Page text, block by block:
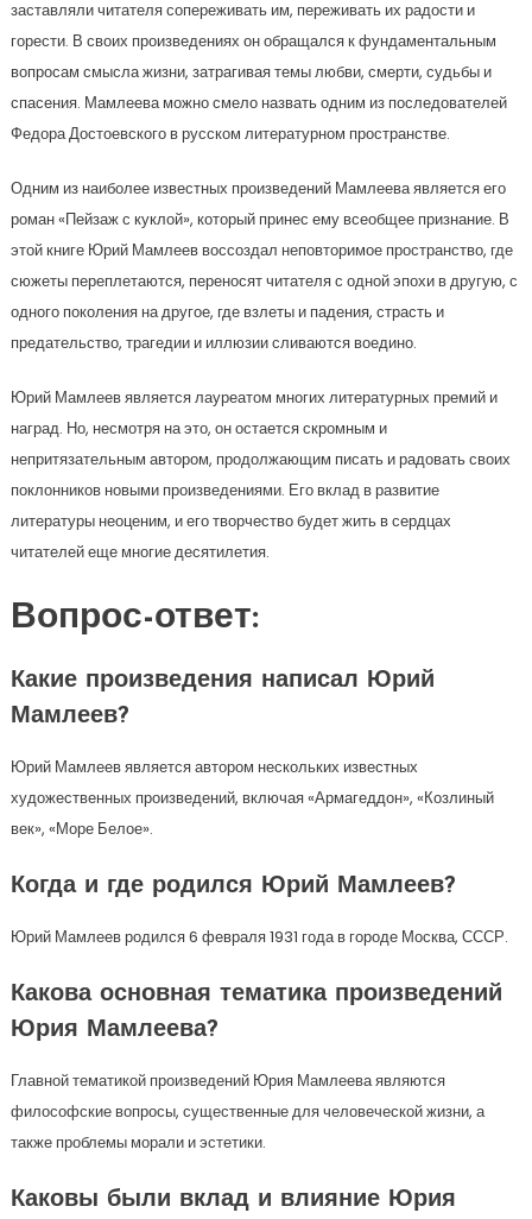
заставляли читателя сопереживать им, переживать их радости и
горести. В своих произведениях он обращался к фундаментальным
вопросам смысла жизни, затрагивая темы любви, смерти, судьбы и
спасения. Мамлеева можно смело назвать одним из последователей
Федора Достоевского в русском литературном пространстве.
Одним из наиболее известных произведений Мамлеева является его
роман «Пейзаж с куклой», который принес ему всеобщее признание. В
этой книге Юрий Мамлеев воссоздал неповторимое пространство, где
сюжеты переплетаются, переносят читателя с одной эпохи в другую, с
одного поколения на другое, где взлеты и падения, страсть и
предательство, трагедии и иллюзии сливаются воедино.
Юрий Мамлеев является лауреатом многих литературных премий и
наград. Но, несмотря на это, он остается скромным и
непритязательным автором, продолжающим писать и радовать своих
поклонников новыми произведениями. Его вклад в развитие
литературы неоценим, и его творчество будет жить в сердцах
читателей еще многие десятилетия.
Вопрос-ответ:
Какие произведения написал Юрий
Мамлеев?
Юрий Мамлеев является автором нескольких известных
художественных произведений, включая «Армагеддон», «Козлиный
век», «Море Белое».
Когда и где родился Юрий Мамлеев?
Юрий Мамлеев родился 6 февраля 1931 года в городе Москва, СССР.
Какова основная тематика произведений
Юрия Мамлеева?
Главной тематикой произведений Юрия Мамлеева являются
философские вопросы, существенные для человеческой жизни, а
также проблемы морали и эстетики.
Каковы были вклад и влияние Юрия